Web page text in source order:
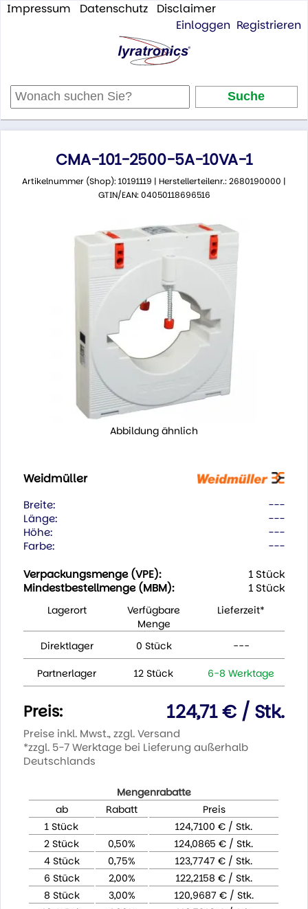
Impressum Datenschutz
Disclaimer
Einloggen Registrieren
CMA-101-2500-5A-10VA-1
Artikelnummer (Shop): 10191119 | Herstellerteilenr.: 2680190000 |
GTIN/EAN: 04050118696516
Abbildung ähnlich
Weidmüller
Breite:
---
Länge:
---
Höhe:
---
Farbe:
---
Verpackungsmenge (VPE):
1 Stück
Mindestbestellmenge (MBM):
1 Stück
Lagerort
Verfügbare
Menge
Lieferzeit*
Direktlager 0 Stück ---
Partnerlager 12 Stück 6-8 Werktage
Preis: 124,71 € / Stk.
Preise inkl. Mwst., zzgl. Versand
*zzgl. 5-7 Werktage bei Lieferung außerhalb
Deutschlands
Mengenrabatte
ab
Rabatt
Preis
1 Stück
124,7100 € / Stk.
2 Stück
0,50%
124,0865 € / Stk.
4 Stück
0,75%
123,7747 € / Stk.
6 Stück
2,00%
122,2158 € / Stk.
8 Stück
3,00%
120,9687 € / Stk.